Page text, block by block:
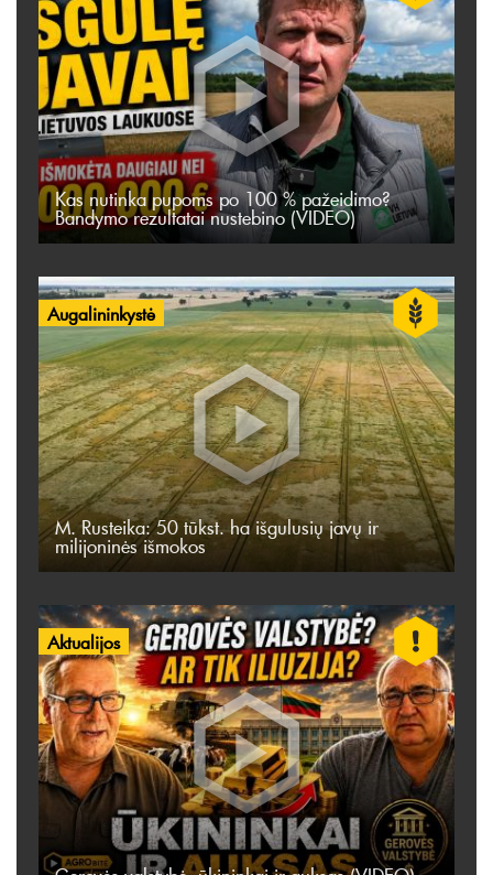
Kas nutinka pupoms po 100 % pažeidimo?
Bandymo rezultatai nustebino (VIDEO)
Augalininkystė
M. Rusteika: 50 tūkst. ha išgulusių javų ir
milijoninės išmokos
Aktualijos